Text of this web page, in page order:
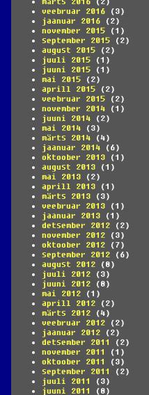
veebruar 2016 (3)
jaanuar 2016 (2)
november 2015 (1)
september 2015 (2)
august 2015 (2)
juuli 2015 (1)
juuni 2015 (1)
mai 2015 (2)
aprill 2015 (2)
veebruar 2015 (2)
november 2014 (1)
juuni 2014 (2)
mai 2014 (3)
märts 2014 (4)
jaanuar 2014 (6)
oktoober 2013 (1)
august 2013 (1)
mai 2013 (2)
aprill 2013 (1)
märts 2013 (3)
veebruar 2013 (1)
jaanuar 2013 (1)
detsember 2012 (2)
november 2012 (3)
oktoober 2012 (7)
september 2012 (6)
august 2012 (8)
juuli 2012 (3)
juuni 2012 (8)
mai 2012 (1)
aprill 2012 (2)
märts 2012 (4)
veebruar 2012 (2)
jaanuar 2012 (2)
detsember 2011
(2)
november 2011
(1)
oktoober 2011
(3)
september 2011
(2)
juuli 2011
(3)
juuni 2011
(8)